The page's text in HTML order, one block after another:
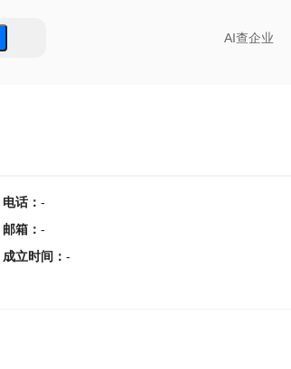
AI查企业
电话： -
邮箱 ： -
成立时间 ： -